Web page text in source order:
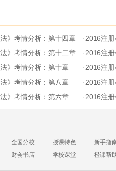
》考情分析：第十四章 ·2016注
》考情分析：第十二章 ·2016注
》考情分析：第十章 ·2016注
》考情分析：第八章 ·2016注
》考情分析：第六章 ·2016注
全国分校 授课特色
新手指
财会书店 学校课堂 橙课帮